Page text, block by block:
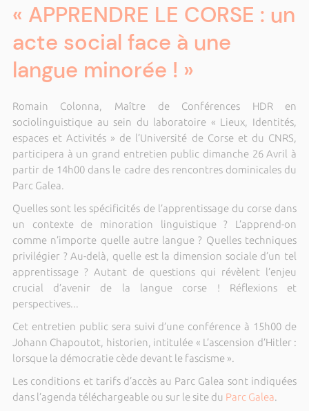
« APPRENDRE LE CORSE : un
acte social face à une
langue minorée ! »
Romain Colonna, Maître de Conférences HDR en
sociolinguistique au sein du laboratoire « Lieux, Identités,
espaces et Activités » de l’Université de Corse et du CNRS,
participera à un grand entretien public dimanche 26 Avril à
partir de 14h00 dans le cadre des rencontres dominicales du
Parc Galea.
Quelles sont les spécificités de l’apprentissage du corse dans
un contexte de minoration linguistique ? L’apprend-on
comme n’importe quelle autre langue ? Quelles techniques
privilégier ? Au-delà, quelle est la dimension sociale d’un tel
apprentissage ? Autant de questions qui révèlent l’enjeu
crucial d’avenir de la langue corse ! Réflexions et
perspectives...
Cet entretien public sera suivi d’une conférence à 15h00 de
Johann Chapoutot, historien, intitulée « L’ascension d’Hitler :
lorsque la démocratie cède devant le fascisme ».
Les conditions et tarifs d’accès au Parc Galea sont indiquées
dans l’agenda téléchargeable ou sur le site du Parc Galea.